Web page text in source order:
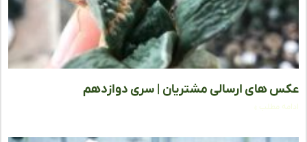
های ارسالی مشتریان | سری دوازدهم
مطلب »